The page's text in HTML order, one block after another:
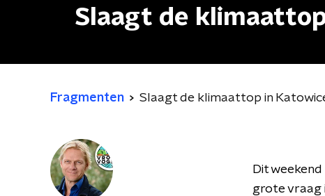
Slaagt de
Fragmenten Slaagt de klimaattop in
Dit
grote vraag